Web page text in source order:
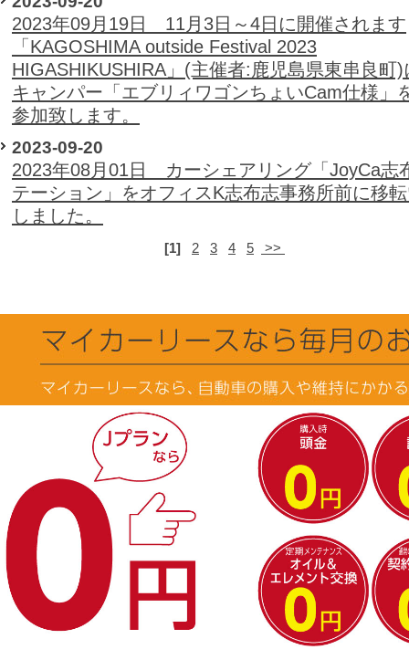
2023年09月19日 11月3日～4日に開催されます
「KAGOSHIMA outside Festival 2023
HIGASHIKUSHIRA」(主催者:鹿児島県東串良町)
キャンパー「エブリィワゴンちょいCam仕様」
参加致します。
2023-09-20
2023年08月01日 カーシェアリング「JoyCa志
テーション」をオフィスK志布志事務所前に移
しました。
[1] 2 3 4 5 >>